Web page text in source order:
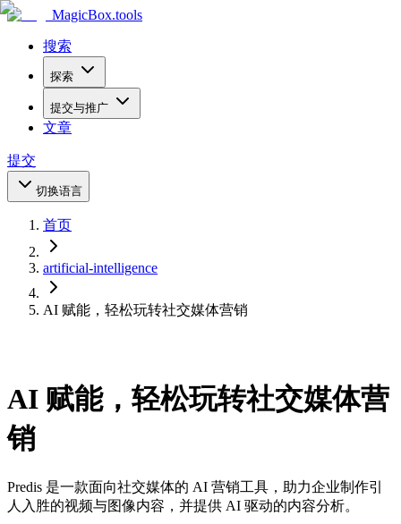
MagicBox.tools
搜索
探索
提交与推广
文章
提交
切换语言
首页
artificial-intelligence
AI 赋能，轻松玩转社交媒体营销
AI 赋能，轻松玩转社交媒体营
销
Predis 是一款面向社交媒体的 AI 营销工具，助力企业制作引
人入胜的视频与图像内容，并提供 AI 驱动的内容分析。